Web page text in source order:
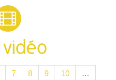
vidéo
7 8 9 10 …